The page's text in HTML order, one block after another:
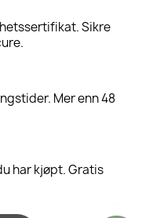
Sikre
Mer enn 48
har kjøpt. Gratis